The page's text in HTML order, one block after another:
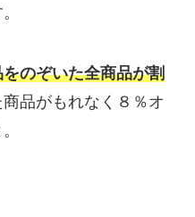
のぞいた全商品が割
品がもれなく８％オ